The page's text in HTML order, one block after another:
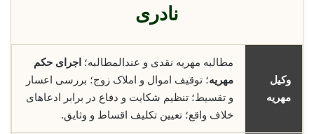
نادری
وکیل
مهریه
مطالبه مهریه نقدی و عندالمطالبه؛ اجرای حکم
مهریه؛ توقیف اموال و املاک زوج؛ بررسی اعسار
و تقسیط؛ تنظیم شکایت و دفاع در برابر ادعاهای
خلاف واقع؛ تعیین تکلیف اقساط و وثایق.